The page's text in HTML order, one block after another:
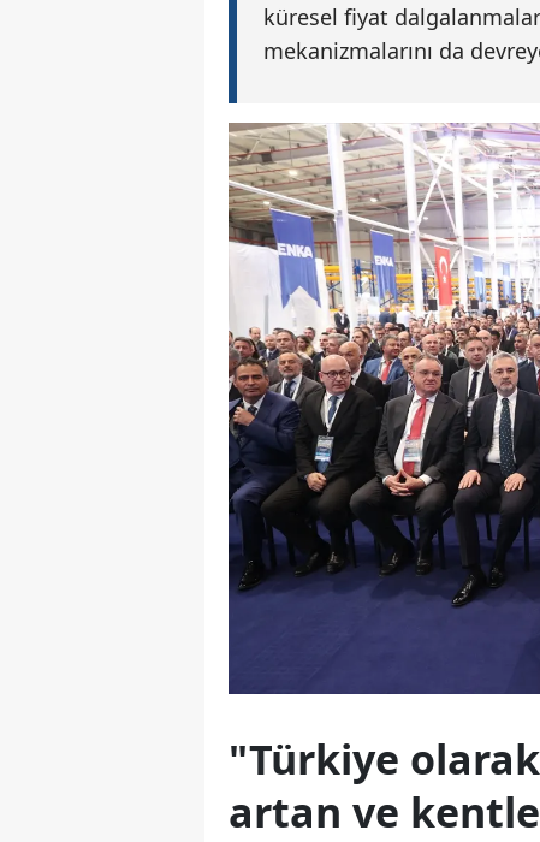
küresel fiyat
mekanizmalarını da
"Türkiye
artan ve